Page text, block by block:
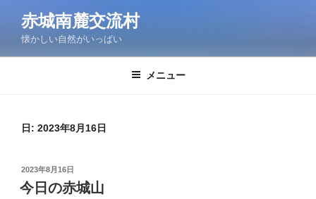
ン
赤城南麓交流村
懐かしい自然がいっぱい
メニュー
日: 2023年8月16日
投
稿
日:
2023年8月16日
今日の赤城山